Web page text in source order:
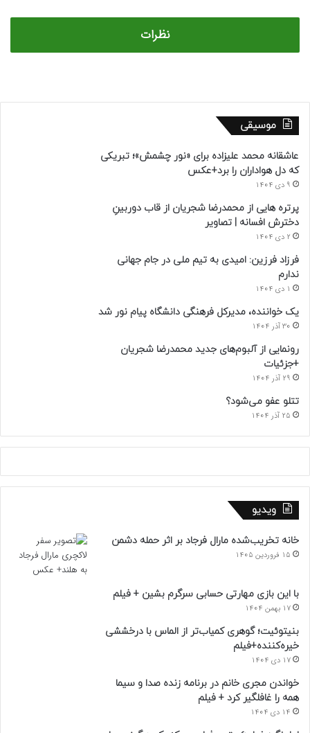
نظرات
موسیقی
عاشقانه محمد علیزاده برای «نور چشمش»؛ تبریکی
که دل هواداران را برد+عکس
9 دی 1404
پرتره هایی از محمدرضا شجریان از قاب دوربینِ
دخترش افسانه | تصاویر
2 دی 1404
فرزاد فرزین: امیدی به تیم ملی در جام جهانی
ندارم
1 دی 1404
یک خواننده، مدیرکل فرهنگی دانشگاه پیام نور شد
30 آذر 1404
رونمایی از آلبوم‌های جدید محمدرضا شجریان
+جزئیات
29 آذر 1404
تتلو عفو می‌شود؟
25 آذر 1404
ویدیو
خانه تخریب‌شده مارال فرجاد بر اثر حمله دشمن
15 فروردین 1405
با این بازی مهارتی حسابی سرگرم بشین + فیلم
17 بهمن 1404
بنیتوئیت؛ گوهری کمیاب‌تر از الماس با درخششی
خیره‌کننده+فیلم
17 دی 1404
خواندن مجری خانم در برنامه زنده صدا و سیما
همه را غافلگیر کرد + فیلم
14 دی 1404